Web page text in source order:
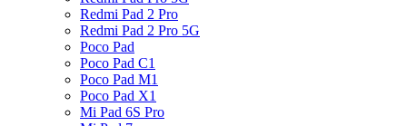
Redmi Pad 2 Pro
Redmi Pad 2 Pro 5G
Poco Pad
Poco Pad C1
Poco Pad M1
Poco Pad X1
Mi Pad 6S Pro